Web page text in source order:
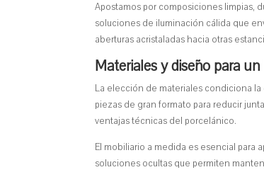
Apostamos por composiciones limpias,
soluciones de iluminación cálida que
aberturas acristaladas hacia otras
Materiales y diseño para
La elección de materiales condiciona
piezas de gran formato para reducir
ventajas técnicas del porcelánico.
El mobiliario a medida es esencial para
soluciones ocultas que permiten